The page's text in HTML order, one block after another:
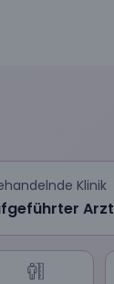
Klinik
Arzt